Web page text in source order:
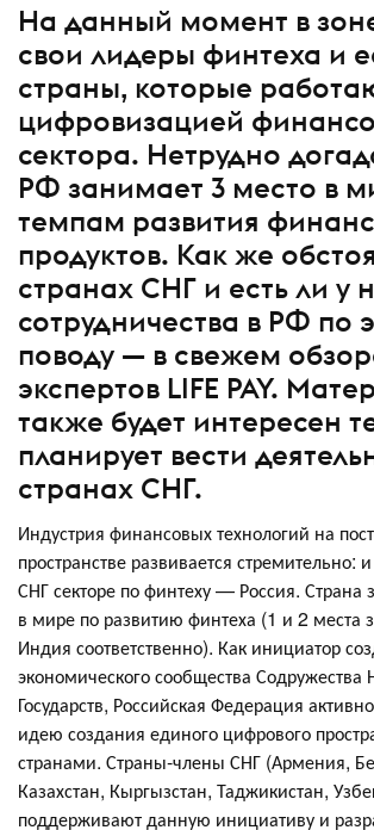
На данный момент в
свои лидеры финтеха и
страны, которые
цифровизацией
сектора. Нетрудно
РФ занимает 3 место в
темпам развития
продуктов. Как же
странах СНГ и есть ли у
сотрудничества в РФ по
поводу — в свежем
экспертов LIFE PAY.
также будет интересен
планирует вести
странах СНГ.
Индустрия финансовых технологий на
пространстве развивается стремительно:
СНГ секторе по финтеху — Россия. Страна
в мире по развитию финтеха (1 и 2 места
Индия соответственно). Как инициатор
экономического сообщества
Государств, Российская Федерация
идею создания единого цифрового
странами. Страны-члены СНГ (Армения,
Казахстан, Кыргызстан, Таджикистан,
поддерживают данную инициативу и